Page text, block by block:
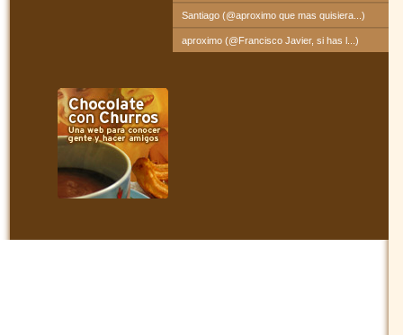
Santiago (@aproximo que mas quisiera...)
aproximo (@Francisco Javier, si has l...)